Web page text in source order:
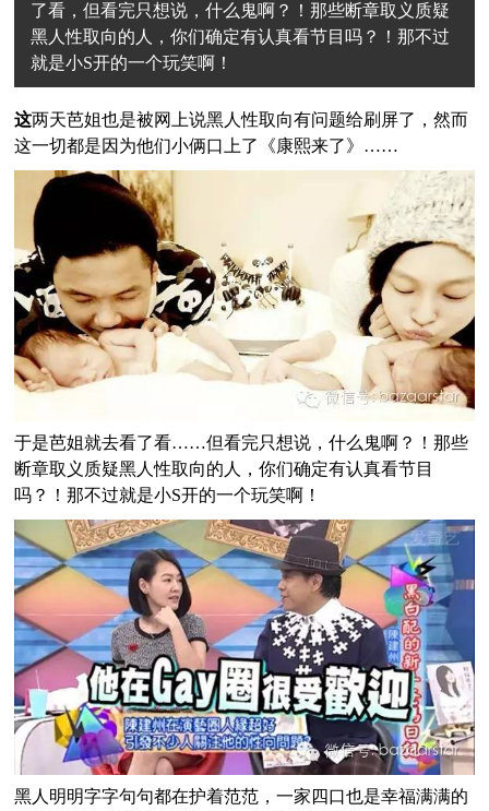
了看，但看完只想说，什么鬼啊？！那些断章取义质疑
黑人性取向的人，你们确定有认真看节目吗？！那不过
就是小S开的一个玩笑啊！
这两天芭姐也是被网上说黑人性取向有问题给刷屏了，然而
这一切都是因为他们小俩口上了《康熙来了》……
于是芭姐就去看了看……但看完只想说，什么鬼啊？！那些
断章取义质疑黑人性取向的人，你们确定有认真看节目
吗？！那不过就是小S开的一个玩笑啊！
黑人明明字字句句都在护着范范，一家四口也是幸福满满的